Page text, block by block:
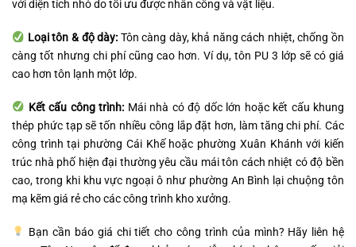
với diện tích nhỏ do tối ưu được nhân công và vật liệu.
Loại tôn & độ dày: Tôn càng dày, khả năng cách nhiệt, chống ồn
càng tốt nhưng chi phí cũng cao hơn. Ví dụ, tôn PU 3 lớp sẽ có giá
cao hơn tôn lạnh một lớp.
Kết cấu công trình: Mái nhà có độ dốc lớn hoặc kết cấu khung
thép phức tạp sẽ tốn nhiều công lắp đặt hơn, làm tăng chi phí. Các
công trình tại phường Cái Khế hoặc phường Xuân Khánh với kiến
trúc nhà phố hiện đại thường yêu cầu mái tôn cách nhiệt có độ bền
cao, trong khi khu vực ngoại ô như phường An Bình lại chuộng tôn
mạ kẽm giá rẻ cho các công trình kho xưởng.
Bạn cần báo giá chi tiết cho công trình của mình? Hãy liên hệ